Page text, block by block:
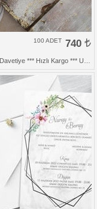
740
100 ADET